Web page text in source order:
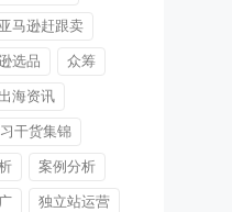
亚马逊赶跟卖
选品 众筹
出海资讯
干货集锦
案例分析
独立站运营